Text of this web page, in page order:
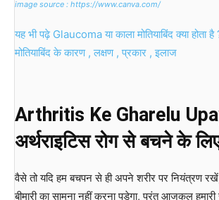
image source : https://www.canva.com/
यह भी पढ़े Glaucoma या काला मोतियाबिंद क्या होता
मोतियाबिंद के कारण , लक्षण , प्रकार , इलाज
Arthritis Ke Gharelu
अर्थराइटिस रोग से बचने के
वैसे तो यदि हम बचपन से ही अपने शरीर पर नियंत्रण
बीमारी का सामना नहीं करना पड़ेगा, परंतु आजकल